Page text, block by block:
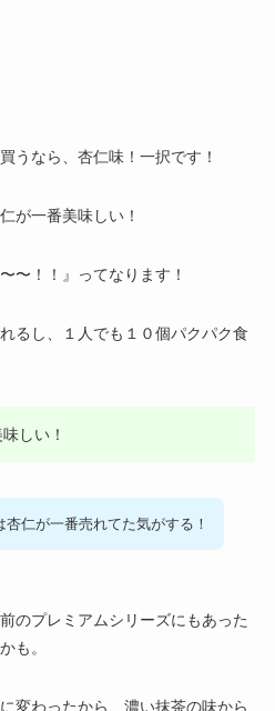
うなら、杏仁味！一択です！
が一番美味しい！
〜！！』ってなります！
るし、１人でも１０個パクパク食
しい！
杏仁が一番売れてた気がする！
のプレミアムシリーズにもあった
も。
わったから、濃い抹茶の味から